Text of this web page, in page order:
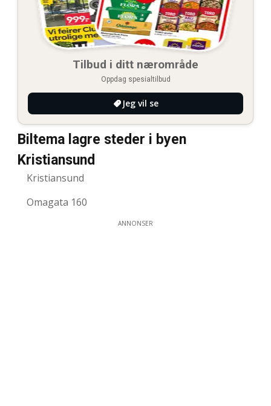
Tilbud i ditt nærområde
Oppdag spesialtilbud
Jeg vil se
Biltema lagre steder i byen
Kristiansund
Kristiansund
Omagata 160
ANNONSER